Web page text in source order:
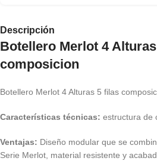
Descripción
Botellero Merlot 4
composicion
Botellero Merlot 4 Alturas 5 filas
Características técnicas: estructura de
Ventajas: Diseño modular que se
Serie Merlot, material resistente y